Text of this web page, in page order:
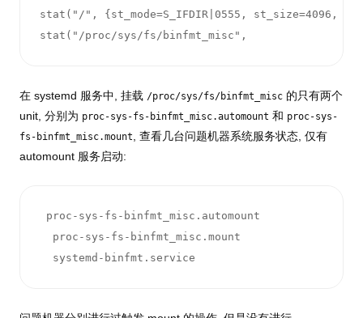
stat("/", {st_mode=S_IFDIR|0555, st_size=4096,
stat("/proc/sys/fs/binfmt_misc",
在 systemd 服务中, 挂载 /proc/sys/fs/binfmt_misc 的只有两个
unit, 分别为 proc-sys-fs-binfmt_misc.automount 和 proc-sys-
fs-binfmt_misc.mount
, 查看几台问题机器系统服务状态, 仅有
automount 服务启动:
proc-sys-fs-binfmt_misc.automount
proc-sys-fs-binfmt_misc.mount
systemd-binfmt.service